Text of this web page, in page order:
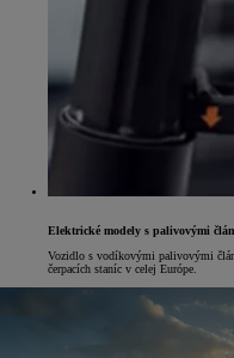
Elektrické modely s palivovými
Vozidlo s vodíkovými palivovými
čerpacích staníc v celej Európe.